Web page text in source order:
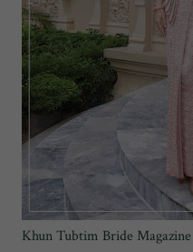
Khun Tubtim Bride Magazine